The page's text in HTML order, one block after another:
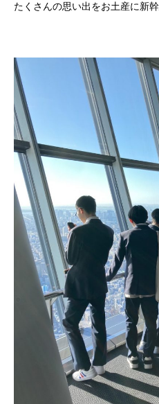
たくさんの思い出をお土産に新